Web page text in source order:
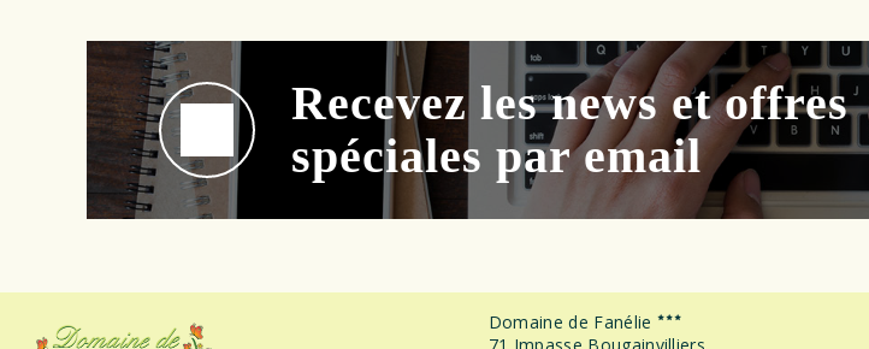
Recevez les news et offres
spéciales par email
Domaine de Fanélie
71 Impasse Bougainvilliers,